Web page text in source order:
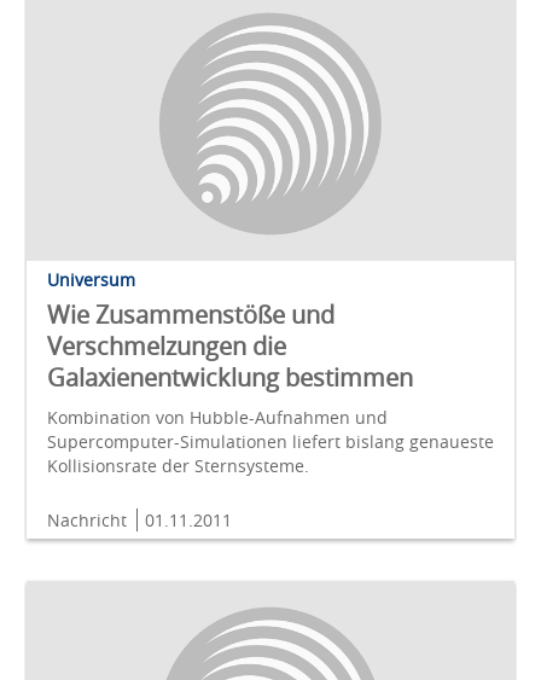
Universum
Wie Zusammenstöße und
Verschmelzungen die
Galaxienentwicklung bestimmen
Kombination von Hubble-Aufnahmen und
Supercomputer-Simulationen liefert bislang genaueste
Kollisionsrate der Sternsysteme.
Nachricht 01.11.2011